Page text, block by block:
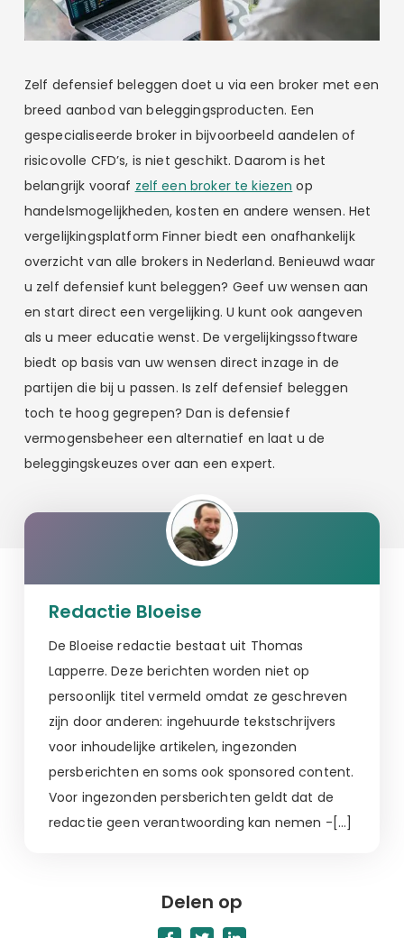
Zelf defensief beleggen doet u via een broker met een
breed aanbod van beleggingsproducten. Een
gespecialiseerde broker in bijvoorbeeld aandelen of
risicovolle CFD’s, is niet geschikt. Daarom is het
belangrijk vooraf zelf een broker te kiezen op
handelsmogelijkheden, kosten en andere wensen. Het
vergelijkingsplatform Finner biedt een onafhankelijk
overzicht van alle brokers in Nederland. Benieuwd waar
u zelf defensief kunt beleggen? Geef uw wensen aan
en start direct een vergelijking. U kunt ook aangeven
als u meer educatie wenst. De vergelijkingssoftware
biedt op basis van uw wensen direct inzage in de
partijen die bij u passen. Is zelf defensief beleggen
toch te hoog gegrepen? Dan is defensief
vermogensbeheer een alternatief en laat u de
beleggingskeuzes over aan een expert.
Redactie Bloeise
De Bloeise redactie bestaat uit Thomas
Lapperre. Deze berichten worden niet op
persoonlijk titel vermeld omdat ze geschreven
zijn door anderen: ingehuurde tekstschrijvers
voor inhoudelijke artikelen, ingezonden
persberichten en soms ook sponsored content.
Voor ingezonden persberichten geldt dat de
redactie geen verantwoording kan nemen -[…]
Delen op